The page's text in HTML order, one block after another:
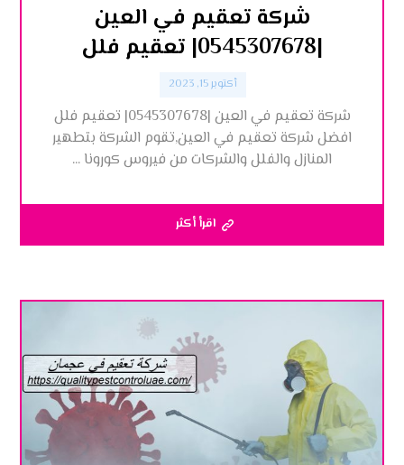
شركة تعقيم في العين
|0545307678| تعقيم فلل
أكتوبر 15, 2023
شركة تعقيم في العين |0545307678| تعقيم فلل
افضل شركة تعقيم في العين,تقوم الشركة بتطهير
المنازل والفلل والشركات من فيروس كورونا ...
اقرأ أكثر